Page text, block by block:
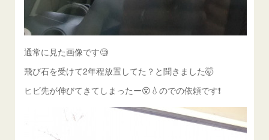
通常に見た画像です🧐
飛び石を受けて2年程放置してた？と聞きました🤯
ヒビ先が伸びてきてしまったー😵💧のでの依頼です❗️